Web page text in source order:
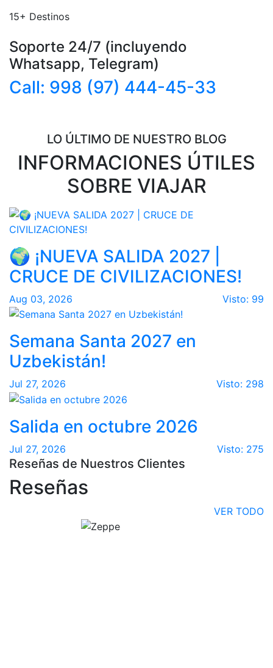
15+ Destinos
Soporte 24/7 (incluyendo
Whatsapp, Telegram)
Call: 998 (97) 444-45-33
LO ÚLTIMO DE NUESTRO BLOG
INFORMACIONES ÚTILES
SOBRE VIAJAR
🌍 ¡NUEVA SALIDA 2027 |
CRUCE DE CIVILIZACIONES!
Aug 03, 2026 Visto: 99
Semana Santa 2027 en
Uzbekistán!
Jul 27, 2026 Visto: 298
Salida en octubre 2026
Jul 27, 2026 Visto: 275
Reseñas de Nuestros Clientes
Reseñas
VER TODO